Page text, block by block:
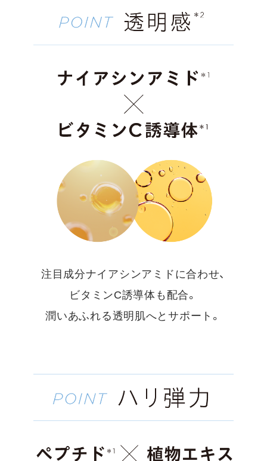
注目成分ナイアシンアミドに合わせ、
ビタミンC誘導体も配合。
潤いあふれる透明肌へとサポート。